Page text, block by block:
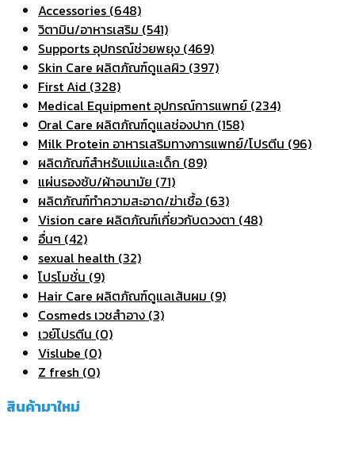
Accessories (648)
วิตามิน/อาหารเสริม (541)
Supports อุปกรณ์ช่วยพยุง (469)
Skin Care ผลิตภัณฑ์ดูแลผิว (397)
First Aid (328)
Medical Equipment อุปกรณ์การแพทย์ (234)
Oral Care ผลิตภัณฑ์ดูแลช่องปาก (158)
Milk Protein อาหารเสริมทางการแพทย์/โปรตีน (96)
ผลิตภัณฑ์สำหรับแม่และเด็ก (89)
แผ่นรองซับ/ผ้าอนามัย (71)
ผลิตภัณฑ์ทําความสะอาด/ฆ่าเชื้อ (63)
Vision care ผลิตภัณฑ์เกี่ยวกับดวงตา (48)
อื่นๆ (42)
sexual health (32)
โปรโมชั่น (9)
Hair Care ผลิตภัณฑ์ดูแลเส้นผม (9)
Cosmeds เวชสําอาง (3)
เวย์โปรตีน (0)
Vislube (0)
Z fresh (0)
สินค้ามาใหม่